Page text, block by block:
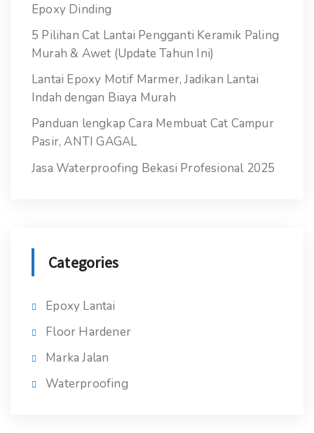
Epoxy Dinding
5 Pilihan Cat Lantai Pengganti Keramik Paling
Murah & Awet (Update Tahun Ini)
Lantai Epoxy Motif Marmer, Jadikan Lantai
Indah dengan Biaya Murah
Panduan lengkap Cara Membuat Cat Campur
Pasir, ANTI GAGAL
Jasa Waterproofing Bekasi Profesional 2025
Categories
Epoxy Lantai
Floor Hardener
Marka Jalan
Waterproofing